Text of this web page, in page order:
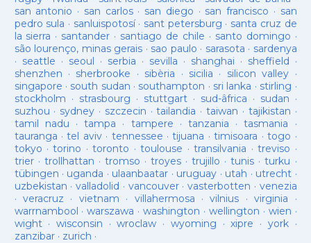
san antonio · san carlos· san diego · san francisco · san
pedro sula · sanluispotosí· sant petersburg · santa cruz de
la sierra · santander · santiago de chile · santo domingo ·
são lourenço, minas gerais · sao paulo · sarasota · sardenya
· seattle · seoul · serbia · sevilla · shanghai · sheffield ·
shenzhen · sherbrooke · sibèria · sicilia · silicon valley ·
singapore · south sudan · southampton · sri lanka · stirling ·
stockholm · strasbourg · stuttgart· sud-âfrica · sudan ·
suzhou · sydney · szczecin ·tailandia ·taiwan · tajikistan ·
tamil nadu ·tampa · tampere · tanzania ·tasmania ·
tauranga ·tel aviv· tennessee ·tijuana ·timisoara ·togo ·
tokyo ·torino ·toronto ·toulouse ·transilvania ·treviso ·
trier· trollhattan · tromso · troyes·trujillo ·tunis ·turku ·
tübingen · uganda · ulaanbaatar · uruguay · utah · utrecht ·
uzbekistan · valladolid · vancouver· vasterbotten · venezia
· veracruz · vietnam · villahermosa ·vilnius ·virginia ·
warrnambool ·warszawa ·washington · wellington · wien ·
wight· wisconsin ·wroclaw · wyoming ·xipre · york·
zanzibar· zurich ·